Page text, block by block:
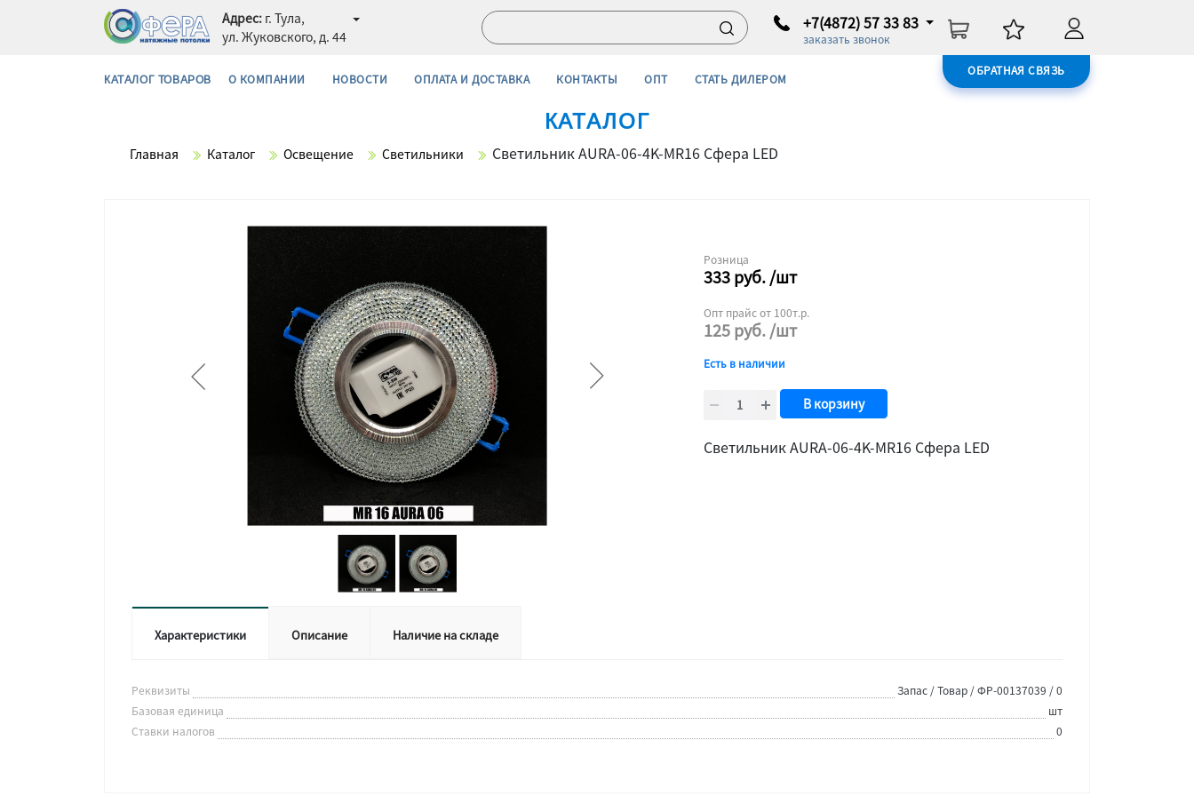
Адрес: г. Тула,
ул. Жуковского, д. 44
+7(4872) 57 33 83
заказать звонок
ОБРАТНАЯ СВЯЗЬ
КАТАЛОГ ТОВАРОВ О КОМПАНИИ НОВОСТИ ОПЛАТА И ДОСТАВКА КОНТАКТЫ ОПТ СТАТЬ ДИЛЕРОМ
КАТАЛОГ
Главная Каталог Освещение Светильники Светильник AURA-06-4K-MR16 Сфера LED
Розница
333руб./шт
Опт прайс от 100т.р.
125руб./шт
Есть в наличии
В корзину
Светильник AURA-06-4K-MR16 Сфера LED
Характеристики Описание Наличие на складе
Реквизиты
Запас / Товар / ФР-00137039 / 0
Базовая единица
шт
Ставки налогов
0